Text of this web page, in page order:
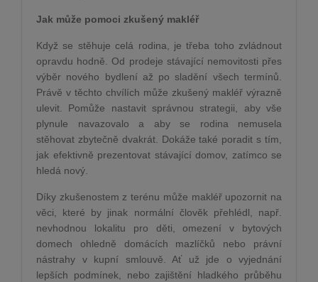
Jak může pomoci zkušený makléř
Když se stěhuje celá rodina, je třeba toho zvládnout
opravdu hodně. Od prodeje stávající nemovitosti přes
výběr nového bydlení až po sladění všech termínů.
Právě v těchto chvílích může zkušený makléř výrazně
ulevit. Pomůže nastavit správnou strategii, aby vše
plynule navazovalo a aby se rodina nemusela
stěhovat zbytečně dvakrát. Dokáže také poradit s tím,
jak efektivně prezentovat stávající domov, zatímco se
hledá nový.
Díky zkušenostem z terénu může makléř upozornit na
věci, které by jinak normální člověk přehlédl, např.
nevhodnou lokalitu pro děti, omezení v bytových
domech ohledně domácích mazlíčků nebo právní
nástrahy v kupní smlouvě. Ať už jde o vyjednání
lepších podmínek, nebo zajištění hladkého průběhu